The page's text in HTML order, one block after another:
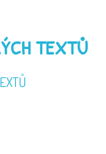
TEXTŮ